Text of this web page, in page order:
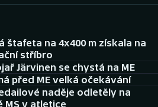
štafeta na 4x400 m získala na
stříbro
Järvinen se chystá na ME
před ME velká očekávání
naděje odletěly na
MS v atletice